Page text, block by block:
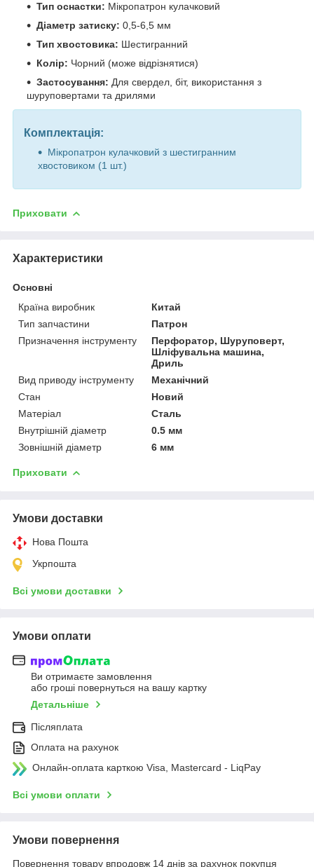
Тип оснастки: Мікропатрон кулачковий
Діаметр затиску: 0,5-6,5 мм
Тип хвостовика: Шестигранний
Колір: Чорний (може відрізнятися)
Застосування: Для свердел, біт, використання з
шуруповертами та дрилями
Комплектація:
Мікропатрон кулачковий з шестигранним
хвостовиком (1 шт.)
Приховати
Характеристики
Основні
Країна виробник
Китай
Тип запчастини
Патрон
Призначення інструменту
Перфоратор, Шуруповерт,
Шліфувальна машина,
Дриль
Вид приводу інструменту
Механічний
Стан
Новий
Матеріал
Сталь
Внутрішній діаметр
0.5 мм
Зовнішній діаметр
6 мм
Приховати
Умови доставки
Нова Пошта
Укрпошта
Всі умови доставки
Умови оплати
Ви отримаєте замовлення
або гроші повернуться на вашу картку
Детальніше
Післяплата
Оплата на рахунок
Онлайн-оплата карткою Visa, Mastercard - LiqPay
Всі умови оплати
Умови повернення
Повернення товару впродовж 14 днів за рахунок покупця